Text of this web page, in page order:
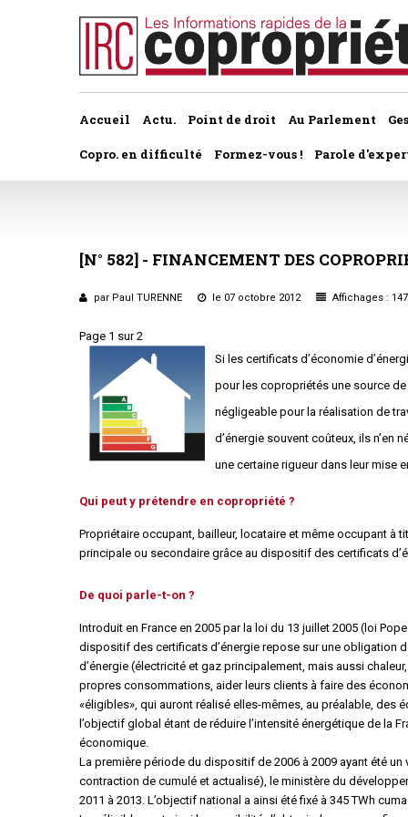
Accueil Actu.
Études et rapports
PRÉCONISATIONS DU GRECCO
Point de droit Au Parlement
Association syndicale de
Bail d'habitation
Concierge, gardien
Convocations
Pouvoirs
Règles de majorité
Procès verbal
Copro. en difficulté Formez-vous ! Parole
[N° 582] - FINANCEMENT DES
par Paul TURENNE le 07 octobre 2012 Affichages :
Page 1 sur 2
Si les certificats d’économie
pour les copropriétés une source
négligeable pour la réalisation de
d’énergie souvent coûteux, ils n’en
une certaine rigueur dans leur mise
Qui peut y prétendre en copropriété ?
Propriétaire occupant, bailleur, locataire et même occupant à
principale ou secondaire grâce au dispositif des certificats
De quoi parle-t-on ?
Introduit en France en 2005 par la loi du 13 juillet 2005 (loi
dispositif des certificats d’énergie repose sur une obligation
d’énergie (électricité et gaz principalement, mais aussi
propres consommations, aider leurs clients à faire des
«éligibles», qui auront réalisé elles-mêmes, au préalable, des
l’objectif global étant de réduire l’intensité énergétique de la
économique.
La première période du dispositif de 2006 à 2009 ayant été
contraction de cumulé et actualisé), le ministère du
2011 à 2013. L’objectif national a ainsi été fixé à 345 TWh